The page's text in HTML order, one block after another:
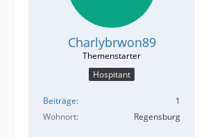
Charlybrwon89
Hospitant
Beiträge
1
Wohnort
Regensburg